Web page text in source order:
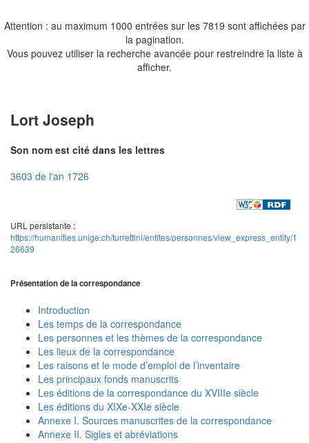
Attention : au maximum 1000 entrées sur les 7819 sont affichées par
la pagination.
Vous pouvez utiliser la recherche avancée pour restreindre la liste à
afficher.
Lort Joseph
Son nom est cité dans les lettres
3603 de l'an 1726
URL persistante :
https://humanities.unige.ch/turrettini/entites/personnes/view_express_entity/1
26639
Présentation de la correspondance
Introduction
Les temps de la correspondance
Les personnes et les thèmes de la correspondance
Les lieux de la correspondance
Les raisons et le mode d’emploi de l’inventaire
Les principaux fonds manuscrits
Les éditions de la correspondance du XVIIIe siècle
Les éditions du XIXe-XXIe siècle
Annexe I. Sources manuscrites de la correspondance
Annexe II. Sigles et abréviations